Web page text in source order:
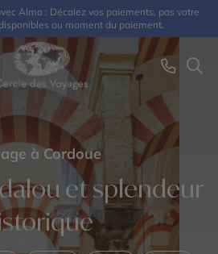
Alma : Décalez vos paiements, pas votre
au moment du paiement.
à Cordoue
et splendeur